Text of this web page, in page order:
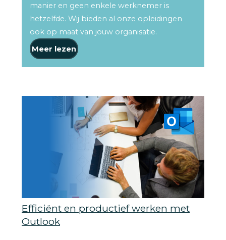
manier en geen enkele werknemer is
hetzelfde. Wij bieden al onze opleidingen
ook op maat van jouw organisatie.
Meer lezen
Efficiënt en productief werken met
Outlook